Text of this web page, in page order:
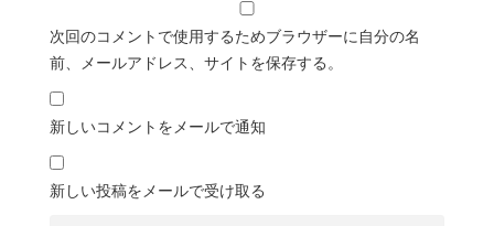
次回のコメントで使用するためブラウザーに自分の名
前、メールアドレス、サイトを保存する。
新しいコメントをメールで通知
新しい投稿をメールで受け取る